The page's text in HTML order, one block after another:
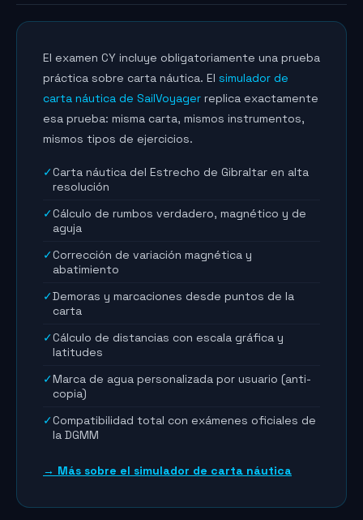
El examen CY incluye obligatoriamente una prueba
práctica sobre carta náutica. El simulador de
carta náutica de SailVoyager replica exactamente
esa prueba: misma carta, mismos instrumentos,
mismos tipos de ejercicios.
✓Carta náutica del Estrecho de Gibraltar en alta
resolución
✓Cálculo de rumbos verdadero, magnético y de
aguja
✓Corrección de variación magnética y
abatimiento
✓Demoras y marcaciones desde puntos de la
carta
✓Cálculo de distancias con escala gráfica y
latitudes
✓Marca de agua personalizada por usuario (anti-
copia)
✓Compatibilidad total con exámenes oficiales de
la DGMM
→ Más sobre el simulador de carta náutica